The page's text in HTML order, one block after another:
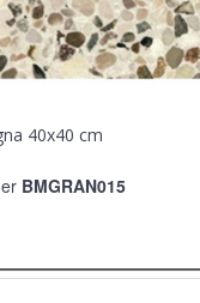
40x40 cm
BMGRAN015